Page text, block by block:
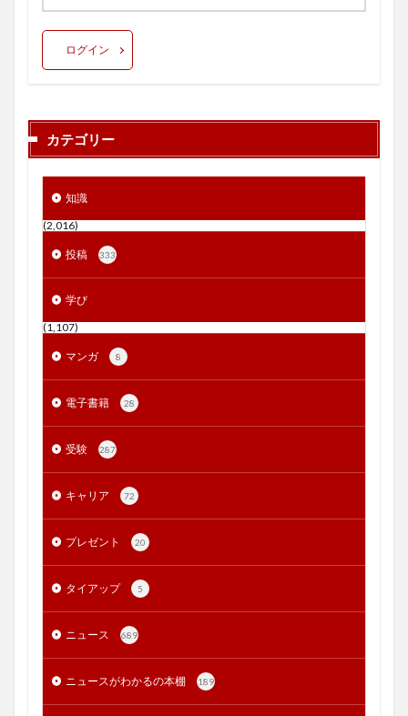
ログイン
カテゴリー
知識
(2,016)
投稿 333
学び
(1,107)
マンガ 8
電子書籍 28
受験 287
キャリア 72
プレゼント 20
タイアップ 5
ニュース 689
ニュースがわかるの本棚 189